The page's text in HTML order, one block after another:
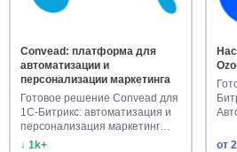
Convead: платформа для
автоматизации и
персонализации маркетинга
Готовое решение Convead для
1С-Битрикс: автоматизация и
персонализация маркетинг…
↓ 1k+
от